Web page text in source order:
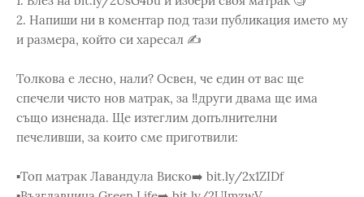
2. Напиши ни в коментар под тази публикация името му
и размера, който си харесал ✍️
Толкова е лесно, нали? Освен, че един от вас ще
спечели чисто нов матрак, за ‼️други двама ще има
също изненада. Ще изтеглим допълнителни
печеливши, за които сме приготвили:
▪️Топ матрак Лавандула Виско➡️ bit.ly/2x1ZIDf